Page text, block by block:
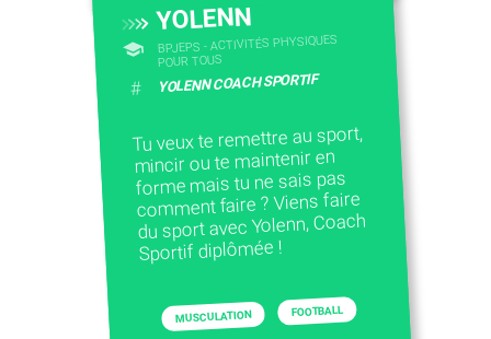
YOLENN
BPJEPS - ACTIVITÉS PHYSIQUES
POUR TOUS
# YOLENN COACH SPORTIF
Tu veux te remettre au sport,
mincir ou te maintenir en
forme mais tu ne sais pas
comment faire ? Viens faire
du sport avec Yolenn, Coach
Sportif diplômée !
MUSCULATION FOOTBALL